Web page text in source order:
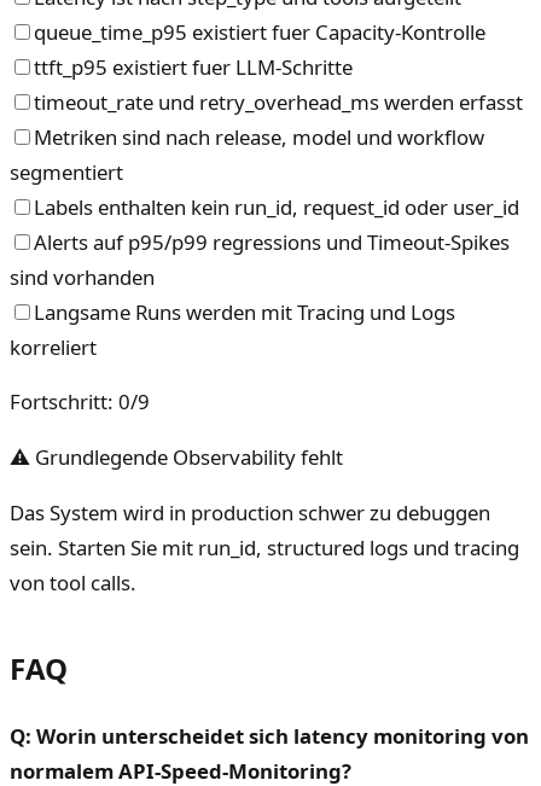
queue_time_p95 existiert fuer Capacity-Kontrolle
ttft_p95 existiert fuer LLM-Schritte
timeout_rate und retry_overhead_ms werden erfasst
Metriken sind nach release, model und workflow
segmentiert
Labels enthalten kein run_id, request_id oder user_id
Alerts auf p95/p99 regressions und Timeout-Spikes
sind vorhanden
Langsame Runs werden mit Tracing und Logs
korreliert
Fortschritt: 0/9
⚠ Grundlegende Observability fehlt
Das System wird in production schwer zu debuggen
sein. Starten Sie mit run_id, structured logs und tracing
von tool calls.
FAQ
Q: Worin unterscheidet sich latency monitoring von
normalem API-Speed-Monitoring?